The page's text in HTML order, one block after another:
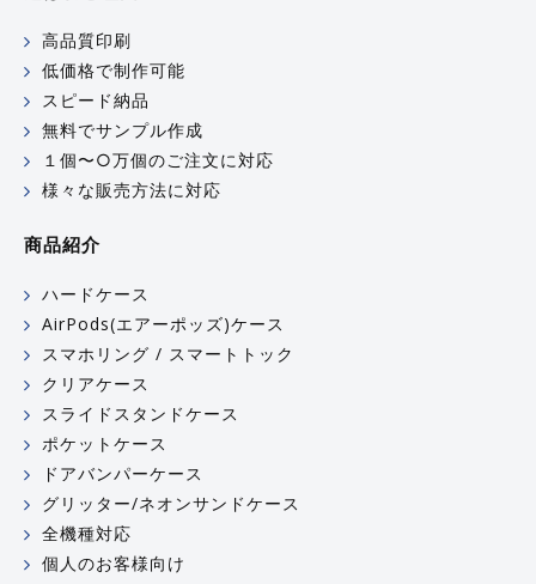
高品質印刷
低価格で制作可能
スピード納品
無料でサンプル作成
１個〜○万個のご注文に対応
様々な販売方法に対応
商品紹介
ハードケース
AirPods(エアーポッズ)ケース
スマホリング / スマートトック
クリアケース
スライドスタンドケース
ポケットケース
ドアバンパーケース
グリッター/ネオンサンドケース
全機種対応
個人のお客様向け